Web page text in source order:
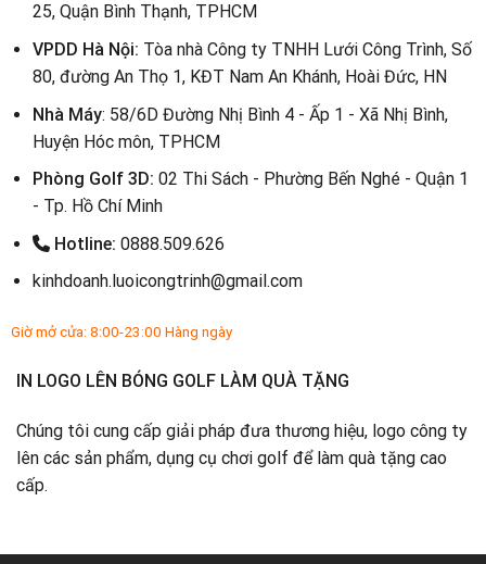
25, Quận Bình Thạnh, TPHCM
VPDD Hà Nội: Tòa nhà Công ty TNHH Lưới Công Trình, Số
80, đường An Thọ 1, KĐT Nam An Khánh, Hoài Đức, HN
Nhà Máy: 58/6D Đường Nhị Bình 4 - Ấp 1 - Xã Nhị Bình,
Huyện Hóc môn, TPHCM
Phòng Golf 3D:02 Thi Sách - Phường Bến Nghé - Quận 1
- Tp. Hồ Chí Minh
Hotline: 0888.509.626
kinhdoanh.luoicongtrinh@gmail.com
Giờ mở cửa: 8:00-23:00 Hàng ngày
IN LOGO LÊN BÓNG GOLF LÀM QUÀ TẶNG
Chúng tôi cung cấp giải pháp đưa thương hiệu, logo công ty
lên các sản phẩm, dụng cụ chơi golf để làm quà tặng cao
cấp.